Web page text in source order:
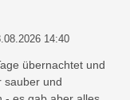
14:40
übernachtet und
sauber und